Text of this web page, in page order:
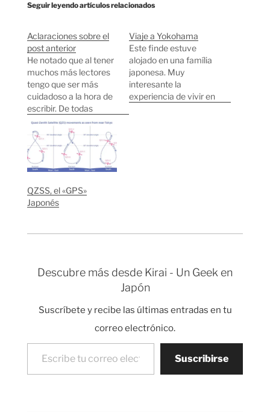
Seguir leyendo artículos relacionados
Aclaraciones sobre el
post anterior
He notado que al tener
muchos más lectores
tengo que ser más
cuidadoso a la hora de
escribir. De todas
formas está muy bien
tener a gente
comentando los
errores amablemente,
como hicieron ciertos
seguramente no me
refería a GPS sino a
Viaje a Yokohama
Este finde estuve
alojado en una família
japonesa. Muy
interesante la
experiencia de vivir en
QZSS, el «GPS»
Japonés
Descubre más desde Kirai - Un Geek en
Japón
Suscríbete y recibe las últimas entradas en tu
correo electrónico.
Escribe tu correo electrónico…
Suscribirse